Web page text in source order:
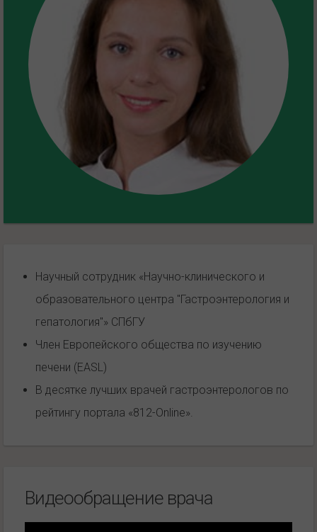
Научный сотрудник «Научно-клинического и
образовательного центра "Гастроэнтерология и
гепатология"» СПбГУ
Член Европейского общества по изучению
печени (EASL)
В десятке лучших врачей гастроэнтерологов по
рейтингу портала «812-Online».
Видеообращение врача